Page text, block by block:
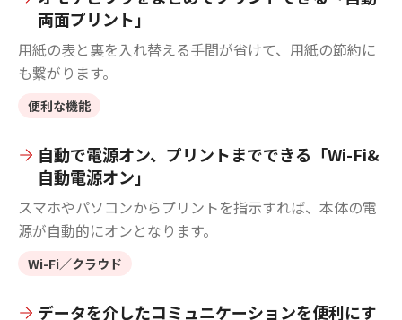
両面プリント」
用紙の表と裏を入れ替える手間が省けて、用紙の節約に
も繋がります。
便利な機能
自動で電源オン、プリントまでできる「Wi-Fi&
自動電源オン」
スマホやパソコンからプリントを指示すれば、本体の電
源が自動的にオンとなります。
Wi-Fi／クラウド
データを介したコミュニケーションを便利にす